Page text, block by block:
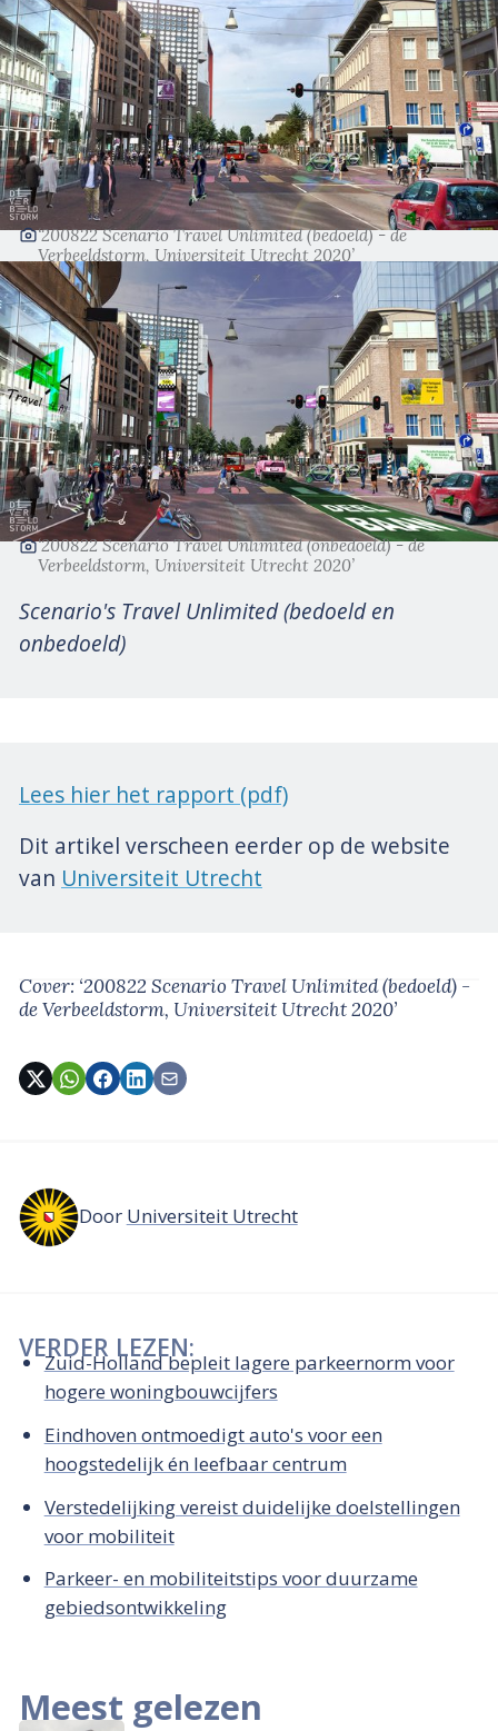
‘200822 Scenario Travel Unlimited (bedoeld) - de
Verbeeldstorm, Universiteit Utrecht 2020’
‘200822 Scenario Travel Unlimited (onbedoeld) - de
Verbeeldstorm, Universiteit Utrecht 2020’
Scenario's Travel Unlimited (bedoeld en
onbedoeld)
Lees hier het rapport (pdf)
Dit artikel verscheen eerder op de website
van Universiteit Utrecht
Cover: ‘200822 Scenario Travel Unlimited (bedoeld) -
de Verbeeldstorm, Universiteit Utrecht 2020’
Door Universiteit Utrecht
VERDER LEZEN:
Zuid-Holland bepleit lagere parkeernorm voor
hogere woningbouwcijfers
Eindhoven ontmoedigt auto's voor een
hoogstedelijk én leefbaar centrum
Verstedelijking vereist duidelijke doelstellingen
voor mobiliteit
Parkeer- en mobiliteitstips voor duurzame
gebiedsontwikkeling
Meest gelezen